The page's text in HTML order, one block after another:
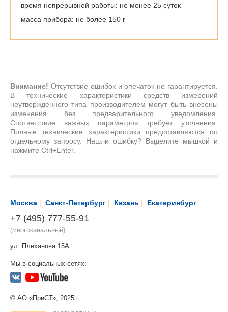
время непрерывной работы: не менее 25 суток
масса прибора: не более 150 г
Внимание! Отсутствие ошибок и опечаток не гарантируется.
В технические характеристики средств измерений
неутвержденного типа производителем могут быть внесены
изменения без предварительного уведомления.
Соответствие важных параметров требует уточнения.
Полные технические характеристики предоставляются по
отдельному запросу. Нашли ошибку? Выделите мышкой и
нажмите Ctrl+Enter.
Москва | Санкт-Петербург | Казань | Екатеринбург
+7 (495) 777-55-91
(многоканальный)
ул. Плеханова 15А
Мы в социальных сетях:
© АО «ПриСТ», 2025 г.